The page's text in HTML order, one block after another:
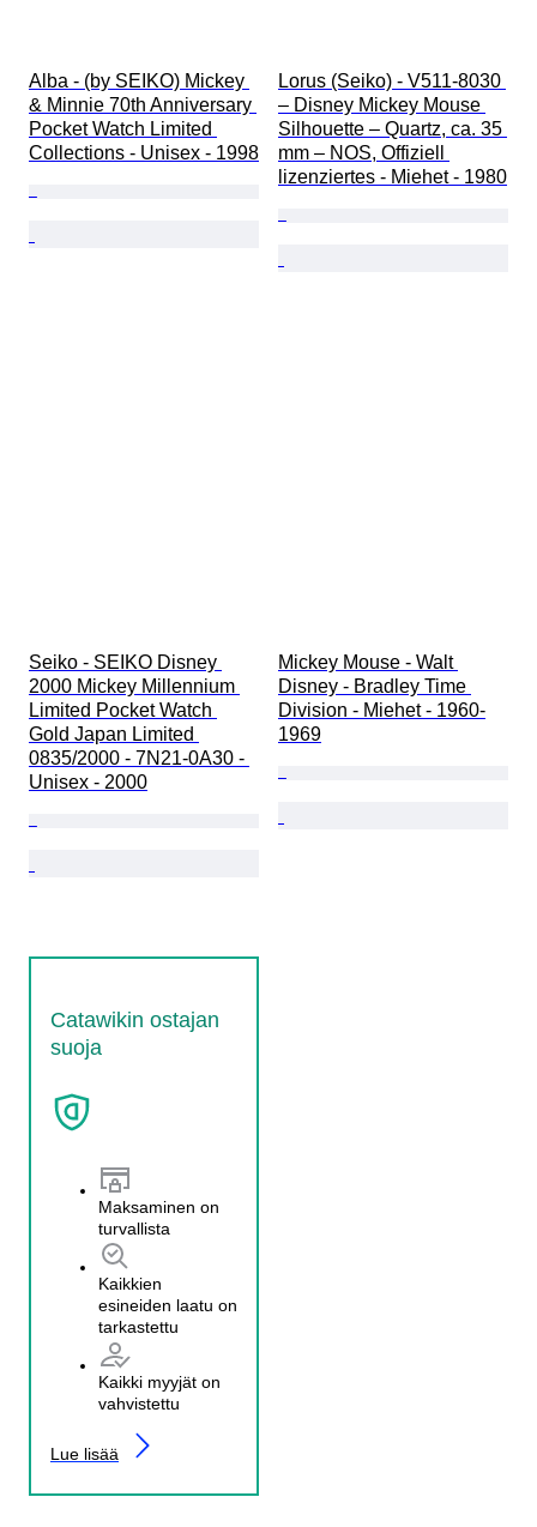
Alba - (by SEIKO) Mickey
& Minnie 70th Anniversary
Pocket Watch Limited
Collections - Unisex - 1998
Lorus (Seiko) - V511-8030
– Disney Mickey Mouse
Silhouette – Quartz, ca. 35
mm – NOS, Offiziell
lizenziertes - Miehet - 1980
Seiko - SEIKO Disney
2000 Mickey Millennium
Limited Pocket Watch
Gold Japan Limited
0835/2000 - 7N21-0A30 -
Unisex - 2000
Mickey Mouse - Walt
Disney - Bradley Time
Division - Miehet - 1960-
1969
Catawikin ostajan
suoja
Maksaminen on
turvallista
Kaikkien
esineiden laatu on
tarkastettu
Kaikki myyjät on
vahvistettu
Lue lisää